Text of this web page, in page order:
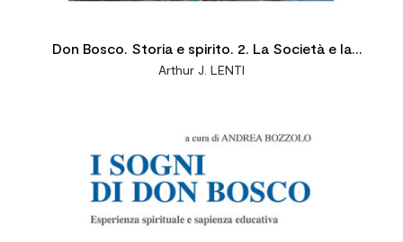
Don Bosco. Storia e spirito. 2. La Società e la
Famiglia Salesiana (1859-1876)
Arthur J. LENTI